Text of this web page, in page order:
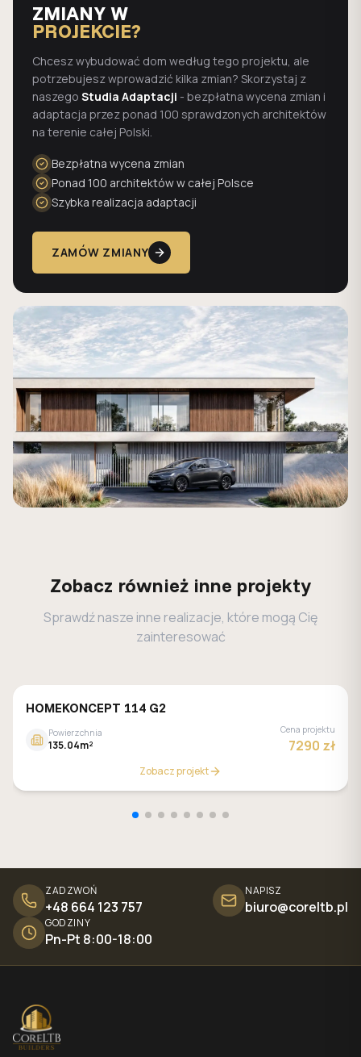
ZMIANY W
PROJEKCIE?
Chcesz wybudować dom według tego projektu, ale
potrzebujesz wprowadzić kilka zmian? Skorzystaj z
naszego Studia Adaptacji - bezpłatna wycena zmian i
adaptacja przez ponad 100 sprawdzonych architektów
na terenie całej Polski.
Bezpłatna wycena zmian
Ponad 100 architektów w całej Polsce
Szybka realizacja adaptacji
ZAMÓW ZMIANY
Zobacz również inne projekty
Sprawdź nasze inne realizacje, które mogą Cię
zainteresować
HOMEKONCEPT 114 G2
Powierzchnia
135.04m²
Cena projektu
7290 zł
Zobacz projekt
ZADZWOŃ
+48 664 123 757
NAPISZ
biuro@coreltb.pl
GODZINY
Pn-Pt 8:00-18:00